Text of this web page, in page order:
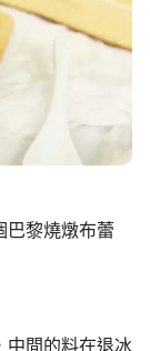
巴黎燒燉布蕾
中間的料在退冰